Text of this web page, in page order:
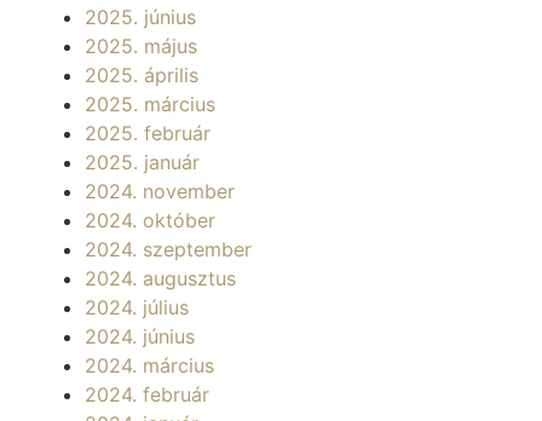
2025. június
2025. május
2025. április
2025. március
2025. február
2025. január
2024. november
2024. október
2024. szeptember
2024. augusztus
2024. július
2024. június
2024. március
2024. február